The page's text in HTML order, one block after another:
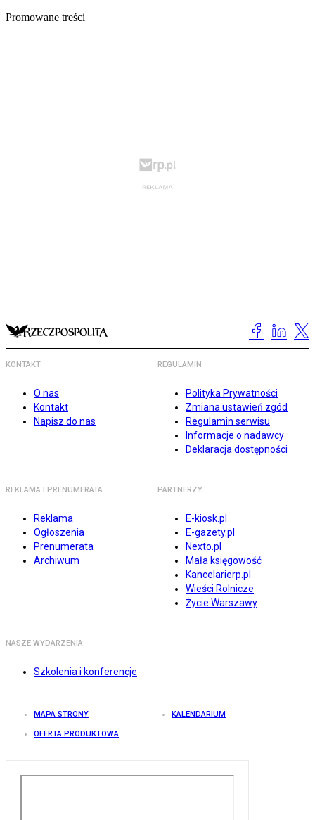
Promowane treści
KONTAKT
O nas
Kontakt
Napisz do nas
REGULAMIN
Polityka Prywatności
Zmiana ustawień zgód
Regulamin serwisu
Informacje o nadawcy
Deklaracja dostępności
REKLAMA I PRENUMERATA
Reklama
Ogłoszenia
Prenumerata
Archiwum
PARTNERZY
E-kiosk.pl
E-gazety.pl
Nexto.pl
Mała księgowość
Kancelarierp.pl
Wieści Rolnicze
Życie Warszawy
NASZE WYDARZENIA
Szkolenia i konferencje
MAPA STRONY KALENDARIUM
OFERTA PRODUKTOWA